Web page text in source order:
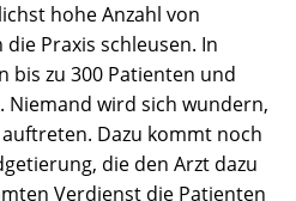
hohe Anzahl von
Praxis schleusen. In
bis zu 300 Patienten und
Niemand wird sich wundern,
Dazu kommt noch
die den Arzt dazu
Verdienst die Patienten